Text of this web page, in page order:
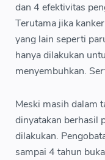
dan 4 efektivitas
Terutama jika
yang lain seperti
hanya dilakukan
menyembuhkan.
Meski masih dalam
dinyatakan berhasil
dilakukan.
sampai 4 tahun